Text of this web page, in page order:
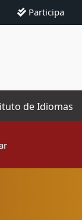
Participa
de Idiomas